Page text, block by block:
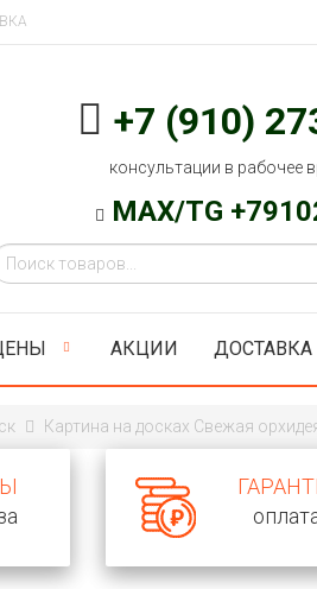
+7 (910)
консультации в рабочее
MAX/TG
АКЦИИ ДОСТАВКА
Картина на досках Свежая